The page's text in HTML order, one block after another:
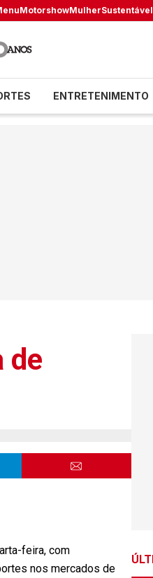
MotorshowMulherSustentável
ENTRETENIMENTO
de
feira, com
nos mercados de